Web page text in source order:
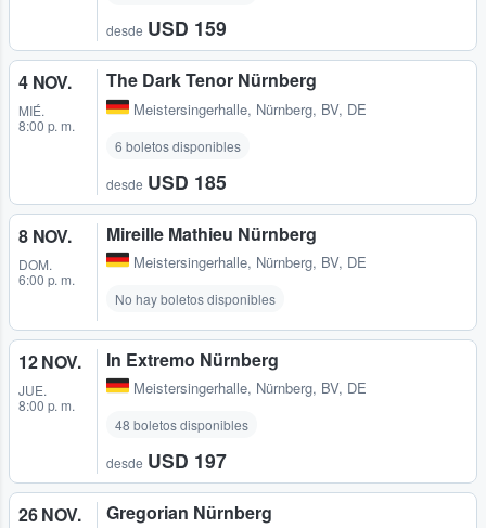
desde USD 159
4 NOV.
MIÉ.
8:00 p. m.
The Dark Tenor Nürnberg
Meistersingerhalle, Nürnberg, BV, DE
6 boletos disponibles
desde USD 185
8 NOV.
DOM.
6:00 p. m.
Mireille Mathieu Nürnberg
Meistersingerhalle, Nürnberg, BV, DE
No hay boletos disponibles
12 NOV.
JUE.
8:00 p. m.
In Extremo Nürnberg
Meistersingerhalle, Nürnberg, BV, DE
48 boletos disponibles
desde USD 197
26 NOV. Gregorian Nürnberg